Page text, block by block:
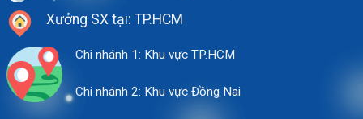
Xưởng SX tại: TP.HCM
Chi nhánh 1: Khu vực TP.HCM
Chi nhánh 2: Khu vực Đồng Nai